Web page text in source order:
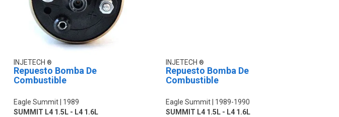
INJETECH
Repuesto Bomba De
Combustible
Eagle Summit
1989
SUMMIT L4 1.5L - L4 1.6L
INJETECH
Repuesto Bomba De
Combustible
Eagle Summit
1989-1990
SUMMIT L4 1.5L - L4 1.6L